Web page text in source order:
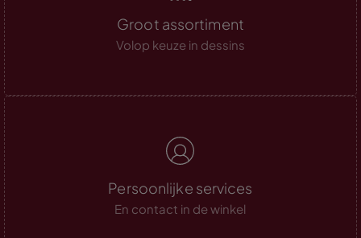
Groot assortiment
Volop keuze in dessins
Persoonlijke services
En contact in de winkel